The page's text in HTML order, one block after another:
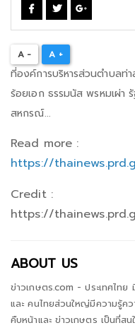
A - A +
ที่องค์การบริหารส่วนตำบลท่
ร้อยเอก ธรรมนัส พรหมเผ่า
สหกรณ์...
Read more :
https://
Credit :
https://
ABOUT US
ข่าวเกษตร.com - ประเทศไท
และ คนไทยส่วนใหญ่มีความรู้ค
คืบหน้าและ ข่าวเกษตร เป็นที่ส